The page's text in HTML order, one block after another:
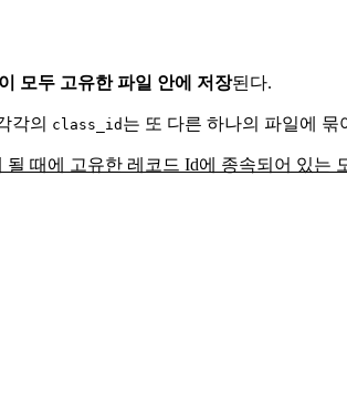
모두 고유한 파일 안에 저장된다.
각의 class_id 는 또 다른 하나의 파일에 묶
때에 고유한 레코드 Id에 종속되어 있는